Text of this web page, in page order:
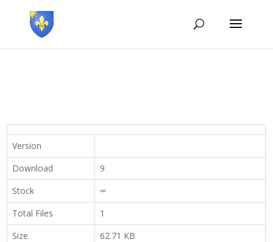
Version
Download
9
Stock
∞
Total Files
1
Size
62.71 KB